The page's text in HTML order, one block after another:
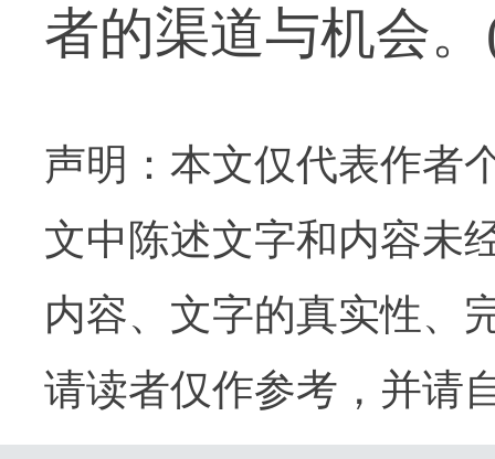
者的渠道与机会
声明：本文仅代表作者
文中陈述文字和内容未
内容、文字的真实性、
请读者仅作参考，并请